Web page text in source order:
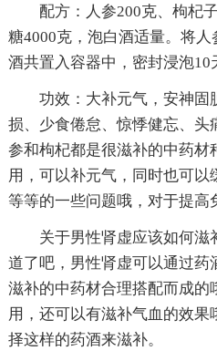
配方：人参200克、枸杞
糖4000克，泡白酒适量。将
酒共置入容器中，密封浸泡10
功效：大补元气，安神固
损、少食倦怠、惊悸健忘、头
参和枸杞都是很滋补的中药材
用，可以补元气，同时也可
等等的一些问题哦，对于提高
关于男性肾虚应该如何滋
道了吧，男性肾虚可以通过药
滋补的中药材合理搭配而成的
用，还可以有滋补气血的效
择这样的药酒来滋补。